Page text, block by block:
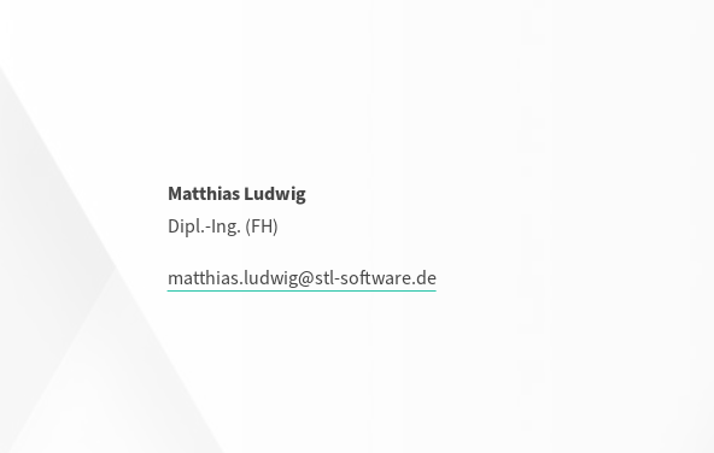
Matthias Ludwig
Dipl.-Ing. (FH)
matthias.ludwig@stl-software.de